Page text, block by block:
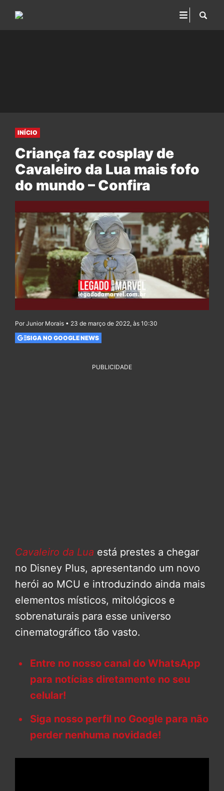
INÍCIO
Criança faz cosplay de
Cavaleiro da Lua mais fofo
do mundo – Confira
Por Junior Morais • 23 de março de 2022, às 10:30
SIGA NO GOOGLE NEWS
PUBLICIDADE
Cavaleiro da Lua está prestes a chegar
no Disney Plus, apresentando um novo
herói ao MCU e introduzindo ainda mais
elementos místicos, mitológicos e
sobrenaturais para esse universo
cinematográfico tão vasto.
Entre no nosso canal do WhatsApp
para notícias diretamente no seu
celular!
Siga nosso perfil no Google para não
perder nenhuma novidade!